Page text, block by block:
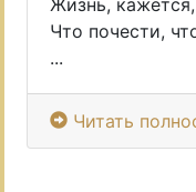
Жизнь,
Что почести,
...
Читать